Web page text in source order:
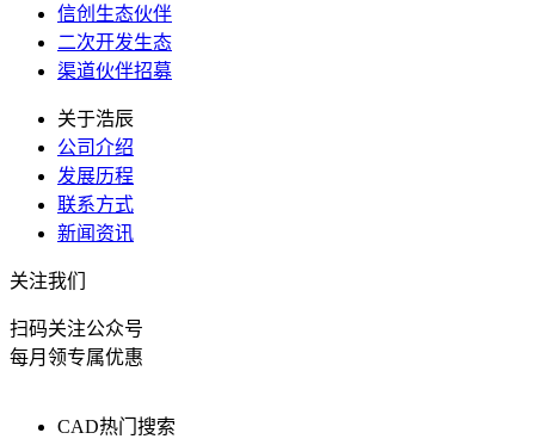
信创生态伙伴
二次开发生态
渠道伙伴招募
关于浩辰
公司介绍
发展历程
联系方式
新闻资讯
关注我们
扫码关注公众号
每月领专属优惠
CAD热门搜索